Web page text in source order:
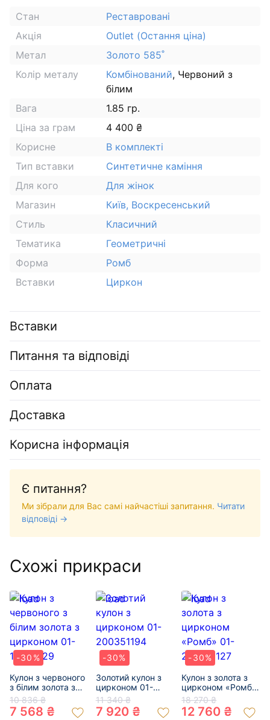
Стан
Реставровані
Акція
Outlet (Остання ціна)
Метал
Золото 585˚
Колір металу
Комбінований, Червоний з
білим
Вага
1.85 гр.
Ціна за грам
4 400 ₴
Корисне
В комплекті
Тип вставки
Синтетичне каміння
Для кого
Для жінок
Магазин
Київ, Воскресенський
Стиль
Класичний
Тематика
Геометричні
Форма
Ромб
Вставки
Циркон
Вставки
Питання та відповіді
Оплата
Доставка
Корисна інформація
Є питання?
Ми зібрали для Вас самі найчастіші запитання. Читати
відповіді →
Схожі прикраси
-30%
Кулон з червоного
з білим золота з
цирконом 01-
19201429
10 836 ₴
7 568 ₴
-30%
Золотий кулон з
цирконом 01-
200351194
11 340 ₴
7 920 ₴
-30%
Кулон з золота з
цирконом «Ромб»
01-200218127
18 270 ₴
12 760 ₴